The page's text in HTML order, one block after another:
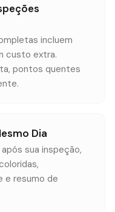
incluem
custo extra.
pontos quentes
Dia
sua inspeção,
e resumo de